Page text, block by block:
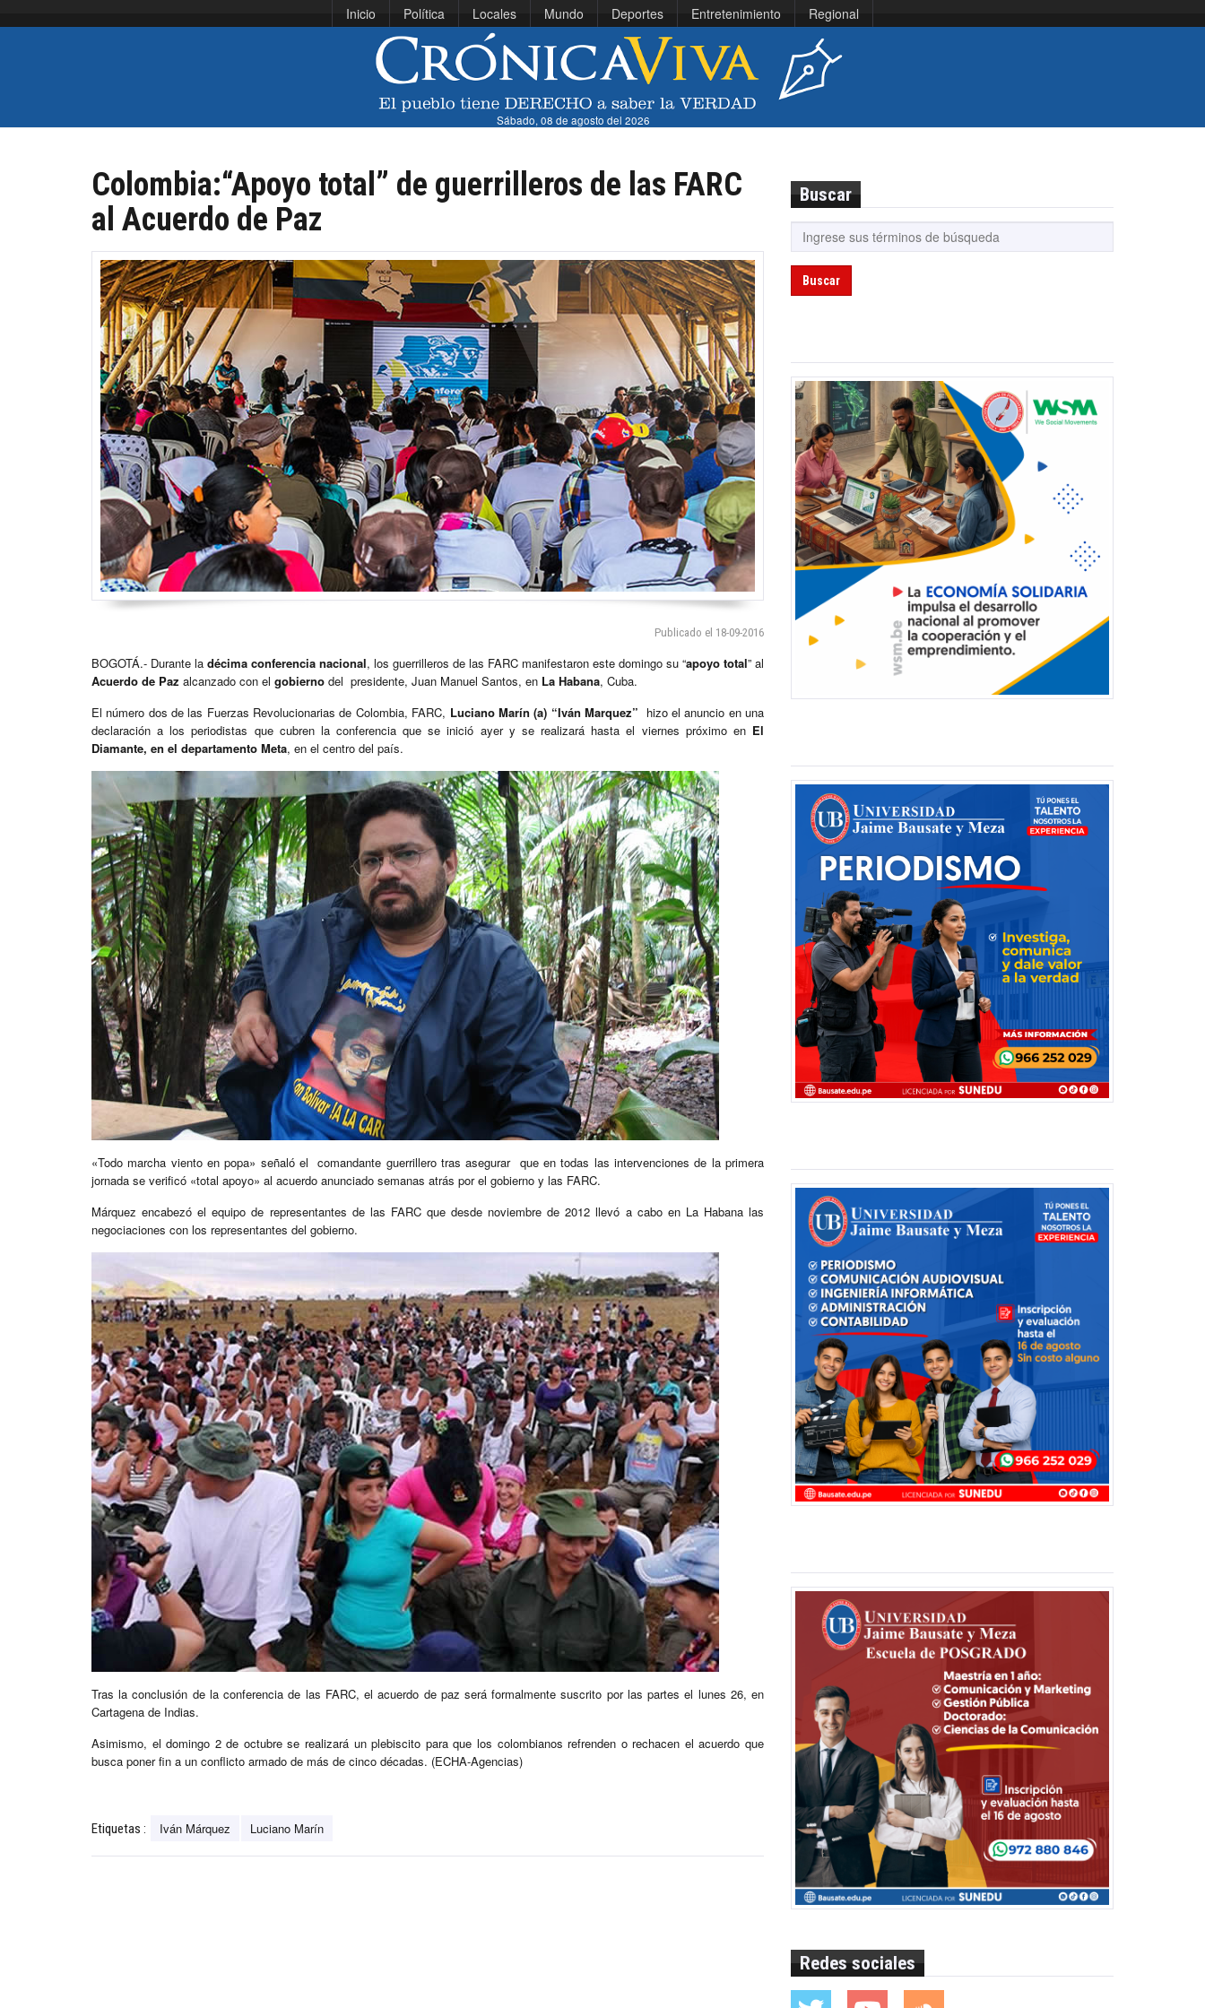
Inicio Política Locales Mundo Deportes Entretenimiento Regional
Sábado, 08 de agosto del 2026
Colombia:“Apoyo total” de guerrilleros de las FARC
al Acuerdo de Paz
Publicado el 18-09-2016
BOGOTÁ.- Durante la décima conferencia nacional, los guerrilleros de las FARC manifestaron este domingo su “apoyo total” al
Acuerdo de Paz alcanzado con el gobierno del presidente, Juan Manuel Santos, en La Habana, Cuba.
El número dos de las Fuerzas Revolucionarias de Colombia, FARC, Luciano Marín (a) “Iván Marquez” hizo el anuncio en una
declaración a los periodistas que cubren la conferencia que se inició ayer y se realizará hasta el viernes próximo en El
Diamante, en el departamento Meta, en el centro del país.
«Todo marcha viento en popa» señaló el comandante guerrillero tras asegurar que en todas las intervenciones de la primera
jornada se verificó «total apoyo» al acuerdo anunciado semanas atrás por el gobierno y las FARC.
Márquez encabezó el equipo de representantes de las FARC que desde noviembre de 2012 llevó a cabo en La Habana las
negociaciones con los representantes del gobierno.
Tras la conclusión de la conferencia de las FARC, el acuerdo de paz será formalmente suscrito por las partes el lunes 26, en
Cartagena de Indias.
Asimismo, el domingo 2 de octubre se realizará un plebiscito para que los colombianos refrenden o rechacen el acuerdo que
busca poner fin a un conflicto armado de más de cinco décadas. (ECHA-Agencias)
Etiquetas : Iván Márquez Luciano Marín
Buscar
Buscar
Redes sociales